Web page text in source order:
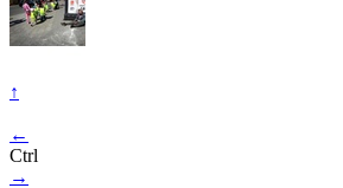
↑
←
Ctrl
→